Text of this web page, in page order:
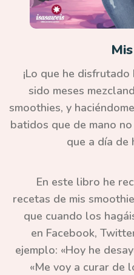
¡Lo que he
sido meses
smoothies, y
batidos que de mano
que a día de
En este libro he
recetas de mis
que cuando los
en Facebook,
ejemplo: «Hoy he
«Me voy a curar de